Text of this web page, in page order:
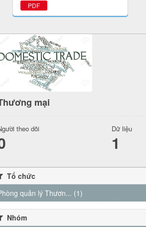
PDF
mại
theo dõi Dữ liệu
1
Tổ chức
quản lý Thươn... (1)
Nhóm